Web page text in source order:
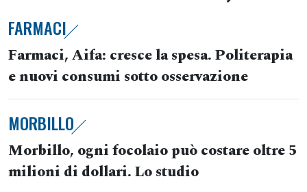
FARMACI
Farmaci, Aifa: cresce la spesa. Politerapia
e nuovi consumi sotto osservazione
MORBILLO
Morbillo, ogni focolaio può costare oltre 5
milioni di dollari. Lo studio